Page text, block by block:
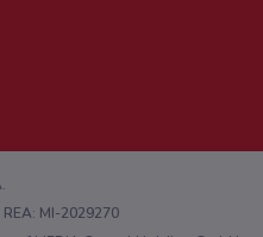
MI-2029270